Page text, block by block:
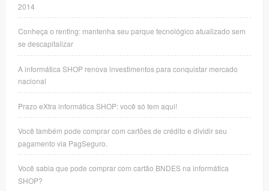
2014
Conheça o renting: mantenha seu parque tecnológico atualizado sem
se descapitalizar
A informática SHOP renova investimentos para conquistar mercado
nacional
Prazo eXtra informática SHOP: você só tem aqui!
Você também pode comprar com cartões de crédito e dividir seu
pagamento via PagSeguro.
Você sabia que pode comprar com cartão BNDES na informática
SHOP?